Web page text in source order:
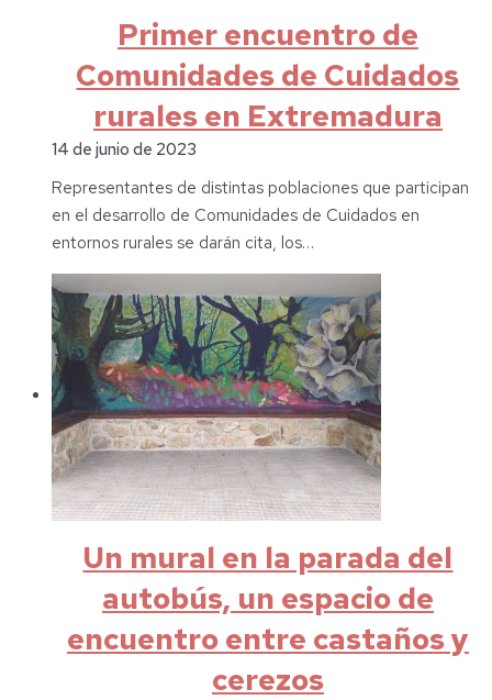
Primer encuentro de
Comunidades de Cuidados
rurales en Extremadura
14 de junio de 2023
Representantes de distintas poblaciones que participan
en el desarrollo de Comunidades de Cuidados en
entornos rurales se darán cita, los…
Un mural en la parada del
autobús, un espacio de
encuentro entre castaños y
cerezos